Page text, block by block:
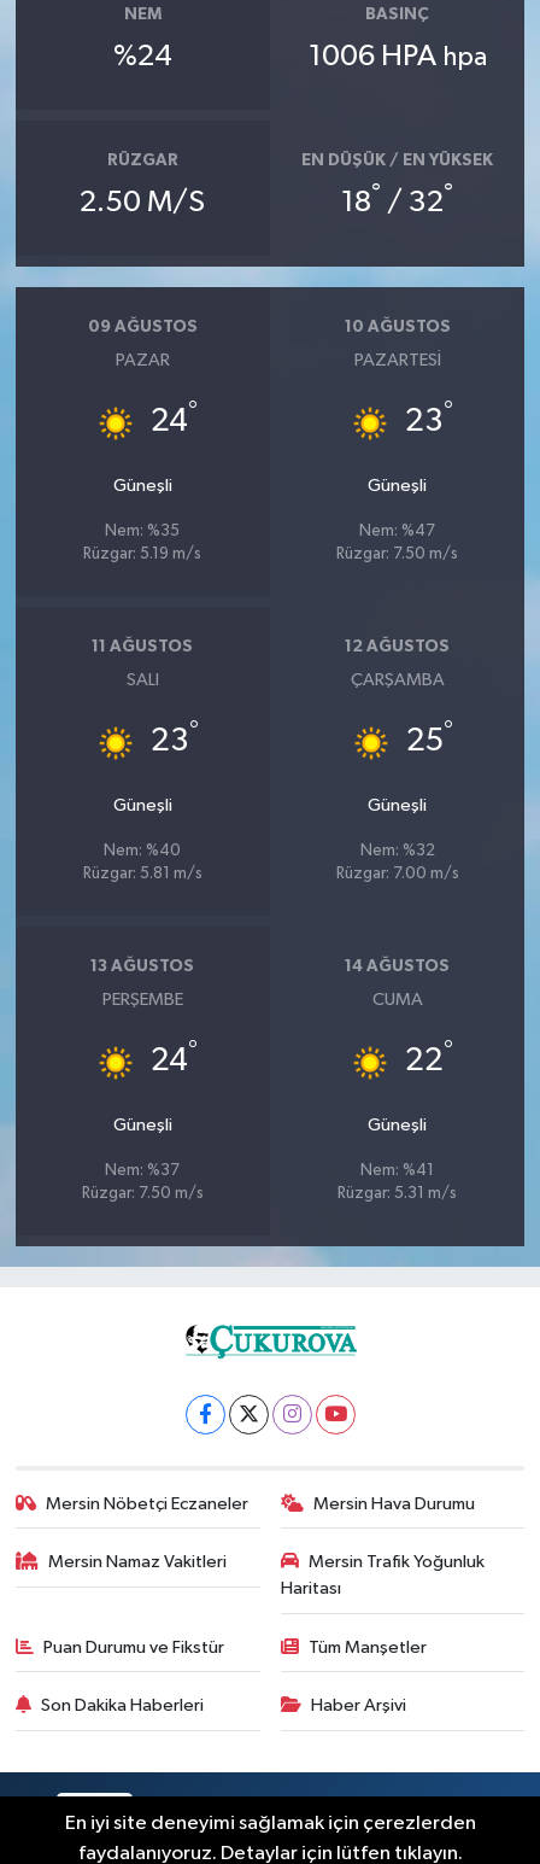
NEM
%24
BASINÇ
1006 HPA hpa
RÜZGAR
2.50 M/S
EN DÜŞÜK / EN YÜKSEK
18° / 32°
09 AĞUSTOS
PAZAR
24°
Güneşli
Nem: %35
Rüzgar: 5.19 m/s
10 AĞUSTOS
PAZARTESI
23°
Güneşli
Nem: %47
Rüzgar: 7.50 m/s
11 AĞUSTOS
SALI
23°
Güneşli
Nem: %40
Rüzgar: 5.81 m/s
12 AĞUSTOS
ÇARŞAMBA
25°
Güneşli
Nem: %32
Rüzgar: 7.00 m/s
13 AĞUSTOS
PERŞEMBE
24°
Güneşli
Nem: %37
Rüzgar: 7.50 m/s
14 AĞUSTOS
CUMA
22°
Güneşli
Nem: %41
Rüzgar: 5.31 m/s
Mersin Nöbetçi Eczaneler Mersin Hava Durumu
Mersin Namaz Vakitleri
Mersin Trafik Yoğunluk
Haritası
Puan Durumu ve Fikstür Tüm Manşetler
Son Dakika Haberleri Haber Arşivi
En iyi site deneyimi sağlamak için çerezlerden
faydalanıyoruz. Detaylar için lütfen tıklayın.